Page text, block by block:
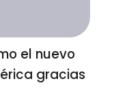
el nuevo
gracias